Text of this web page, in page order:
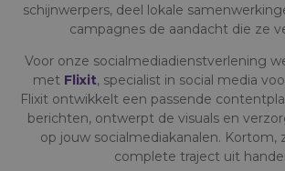
schijnwerpers, deel lokale
campagnes de aandacht die ze
Voor onze socialmediadienstverlening
met Flixit, specialist in social media
Flixit ontwikkelt een passende
berichten, ontwerpt de visuals en
op jouw socialmediakanalen. Kortom,
complete traject uit